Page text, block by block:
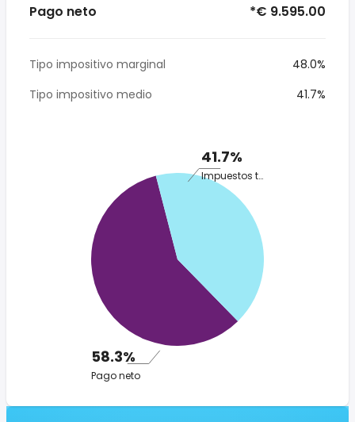
Pago neto *€ 9.595.00
Tipo impositivo marginal
48.0%
Tipo impositivo medio
41.7%
41.7%
Impuestos totales
58.3%
Pago neto